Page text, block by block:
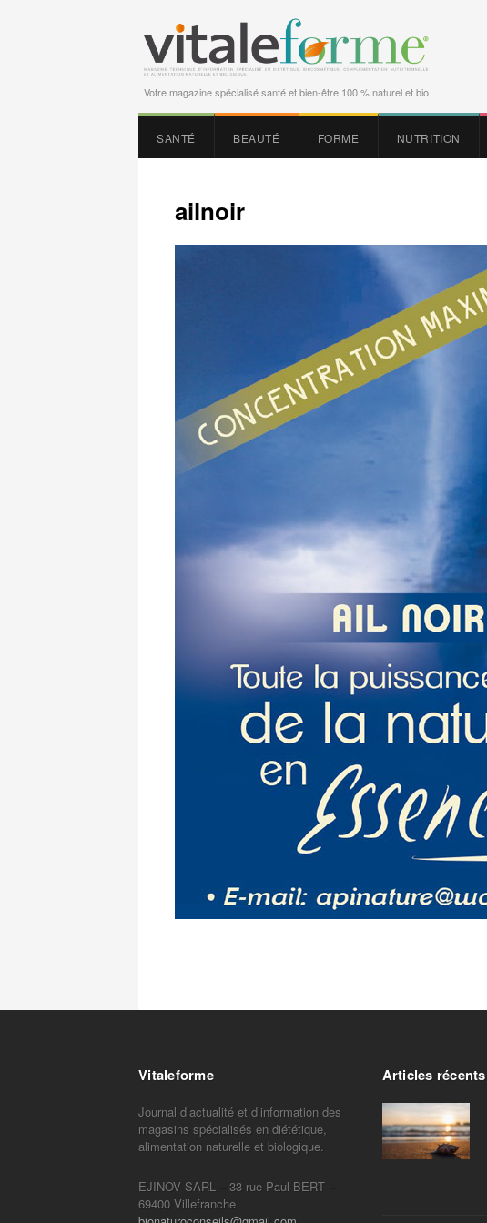
Votre magazine spécialisé santé et bien-être 100 % naturel et bio
SANTÉ BEAUTÉ FORME NUTRITION
ailnoir
Vitaleforme
Journal d’actualité et d’information des
magasins spécialisés en diététique,
alimentation naturelle et biologique.
EJINOV SARL – 33 rue Paul BERT –
69400 Villefranche
Articles récents